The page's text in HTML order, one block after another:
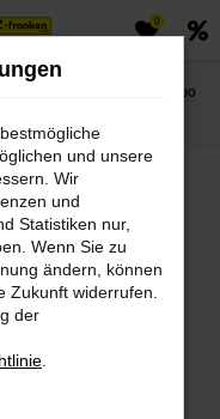
0
Volvo Chemnitz, Volvo XC90
und unsere
Wir
und
Statistiken nur,
Wenn Sie zu
ändern, können
Zukunft widerrufen.
der